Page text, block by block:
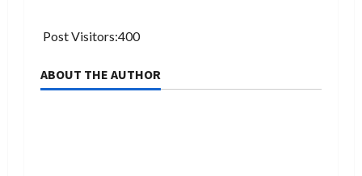
Post Visitors:400
ABOUT THE AUTHOR